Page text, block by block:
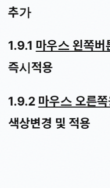
추가
1.9.1 마우스 왼쪽버
즉시적용
1.9.2 마우스 오른
색상변경 및 적용